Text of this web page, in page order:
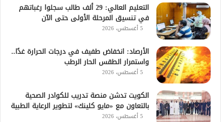
التعليم العالي: 29 ألف طالب سجلوا رغباتهم
في تنسيق المرحلة الأولى حتى الآن
5 أغسطس، 2026
الأرصاد: انخفاض طفيف في درجات الحرارة غدًا..
واستمرار الطقس الحار الرطب
5 أغسطس، 2026
الكويت تدشن منصة تدريب للكوادر الصحية
بالتعاون مع «مايو كلينك» لتطوير الرعاية الطبية
5 أغسطس، 2026